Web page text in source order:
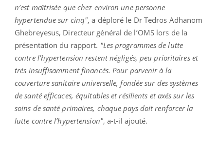
n’est maîtrisée que chez environ une personne
hypertendue sur cinq", a déploré le Dr Tedros Adhanom
Ghebreyesus, Directeur général de l’OMS lors de la
présentation du rapport. "Les programmes de lutte
contre l’hypertension restent négligés, peu prioritaires et
très insuffisamment financés. Pour parvenir à la
couverture sanitaire universelle, fondée sur des systèmes
de santé efficaces, équitables et résilients etaxés sur les
soins de santé primaires, chaque pays doit renforcer la
lutte contre l’hypertension", a-t-il ajouté.